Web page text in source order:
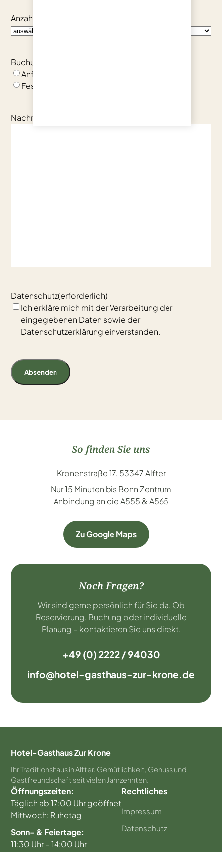
Anzahl Standard Doppelzimmer
Buchung
Anfrage
Feste Buchung
Nachricht
Datenschutz(erforderlich)
Ich erkläre mich mit der Verarbeitung der
eingegebenen Daten sowie der
Datenschutzerklärung einverstanden.
Absenden
So finden Sie uns
Kronenstraße 17, 53347 Alfter
Nur 15 Minuten bis Bonn Zentrum
Anbindung an die A555 & A565
Zu Google Maps
Noch Fragen?
Wir sind gerne persönlich für Sie da. Ob
Reservierung, Buchung oder individuelle
Planung – kontaktieren Sie uns direkt.
+49 (0) 2222 / 94030
info@hotel-gasthaus-zur-krone.de
Hotel-Gasthaus Zur Krone
Ihr Traditionshaus in Alfter. Gemütlichkeit, Genuss und
Gastfreundschaft seit vielen Jahrzehnten.
Öffnungszeiten:
Täglich ab 17:00 Uhr geöffnet
Mittwoch: Ruhetag
Sonn- & Feiertage:
11:30 Uhr – 14:00 Uhr
Rechtliches
Impressum
Datenschutz